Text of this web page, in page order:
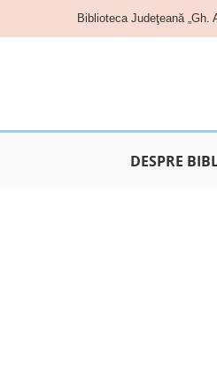
content
Biblioteca Judeţeană „Gh.
DESPRE